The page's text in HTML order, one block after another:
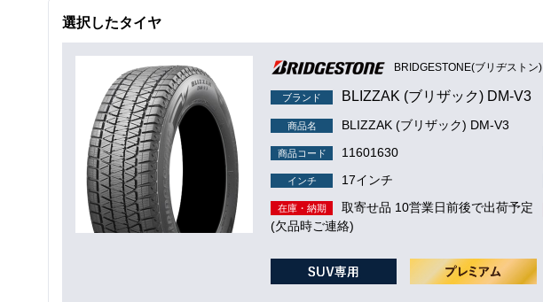
選択したタイヤ
BRIDGESTONE(ブリヂストン)
ブランド BLIZZAK (ブリザック) DM-V3
商品名 BLIZZAK (ブリザック) DM-V3
商品コード 11601630
インチ 17インチ
在庫・納期
取寄せ品 10営業日前後で出荷予定
(欠品時ご連絡)